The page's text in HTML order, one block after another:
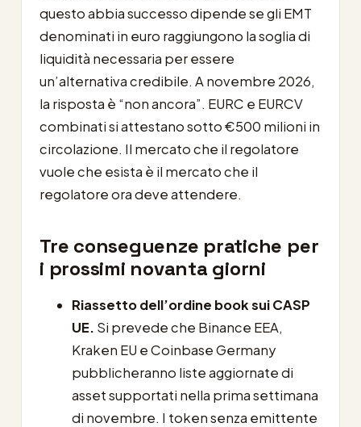
questo abbia successo dipende se gli EMT
denominati in euro raggiungono la soglia di
liquidità necessaria per essere
un’alternativa credibile. A novembre 2026,
la risposta è “non ancora”. EURC e EURCV
combinati si attestano sotto €500 milioni in
circolazione. Il mercato che il regolatore
vuole che esista è il mercato che il
regolatore ora deve attendere.
Tre conseguenze pratiche per
i prossimi novanta giorni
Riassetto dell’ordine book sui CASP
UE. Si prevede che Binance EEA,
Kraken EU e Coinbase Germany
pubblicheranno liste aggiornate di
asset supportati nella prima settimana
di novembre. I token senza emittente